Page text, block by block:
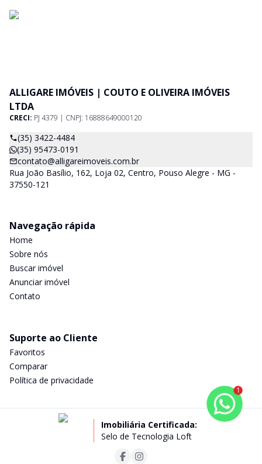
ALLIGARE IMÓVEIS | COUTO E OLIVEIRA IMÓVEIS
LTDA
CRECI: PJ 4379 | CNPJ: 16888649000120
(35) 3422-4484
(35) 95473-0191
contato@alligareimoveis.com.br
Rua João Basílio, 162, Loja 02, Centro, Pouso Alegre - MG -
37550-121
Navegação rápida
Home
Sobre nós
Buscar imóvel
Anunciar imóvel
Contato
Suporte ao Cliente
Favoritos
Comparar
Política de privacidade
Imobiliária Certificada:
Selo de Tecnologia Loft
1